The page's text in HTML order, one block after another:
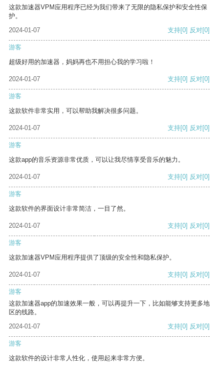
这款加速器VPM应用程序已经为我们带来了无限的隐私保护和安全性保
护。
2024-01-07
支持[0] 反对[0]
游客
超级好用的加速器，妈妈再也不用担心我的学习啦！
2024-01-07 支持[0] 反对[0]
游客
这款软件非常实用，可以帮助我解决很多问题。
2024-01-07 支持[0] 反对[0]
游客
这款app的音乐资源非常优质，可以让我尽情享受音乐的魅力。
2024-01-07 支持[0] 反对[0]
游客
这款软件的界面设计非常简洁，一目了然。
2024-01-07 支持[0] 反对[0]
游客
这款加速器VPM应用程序提供了顶级的安全性和隐私保护。
2024-01-07 支持[0] 反对[0]
游客
这款加速器app的加速效果一般，可以再提升一下，比如能够支持更多地
区的线路。
2024-01-07
支持[0] 反对[0]
游客
这款软件的设计非常人性化，使用起来非常方便。